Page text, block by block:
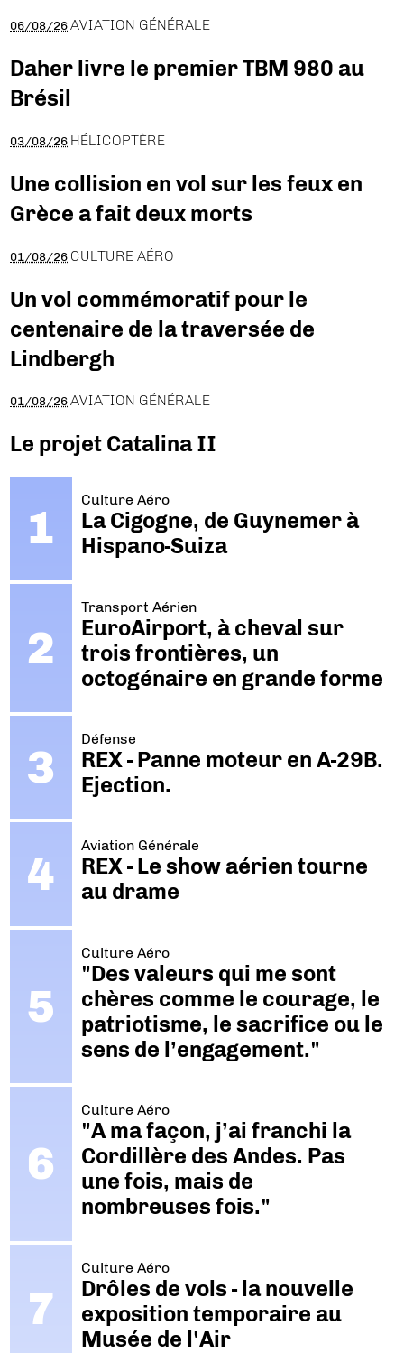
06/08/26 AVIATION GÉNÉRALE
Daher livre le premier TBM 980 au
Brésil
03/08/26 HÉLICOPTÈRE
Une collision en vol sur les feux en
Grèce a fait deux morts
01/08/26 CULTURE AÉRO
Un vol commémoratif pour le
centenaire de la traversée de
Lindbergh
01/08/26 AVIATION GÉNÉRALE
Le projet Catalina II
Culture Aéro
La Cigogne, de Guynemer à
Hispano-Suiza
Transport Aérien
EuroAirport, à cheval sur
trois frontières, un
octogénaire en grande forme
Défense
REX - Panne moteur en A-29B.
Ejection.
Aviation Générale
REX - Le show aérien tourne
au drame
Culture Aéro
"Des valeurs qui me sont
chères comme le courage, le
patriotisme, le sacrifice ou le
sens de l’engagement."
Culture Aéro
"A ma façon, j’ai franchi la
Cordillère des Andes. Pas
une fois, mais de
nombreuses fois."
Culture Aéro
Drôles de vols - la nouvelle
exposition temporaire au
Musée de l'Air